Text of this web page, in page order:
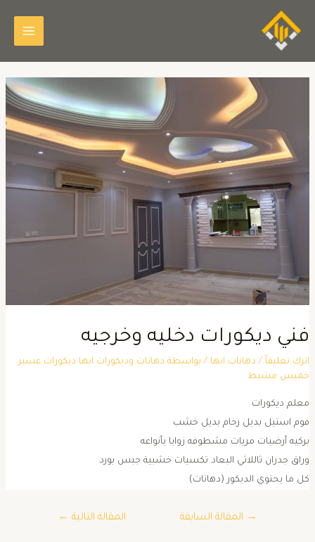
ديكورات دخليه وخرجيه
تعليقاً / دهانات ابها/ بواسطة دهانات وديكورات ابها ديكورات عسير
مشيط
ديكورات
استيل بديل رخام بديل خشب
أرضيات مريات مشطوفه زوايا بأنواعه
جدران ثاللاثي البعاد تكسيات خشبية جبس بورد
ما يحتوي الديكور (دهانات)
→المقالة السابقة المقالة التالية←